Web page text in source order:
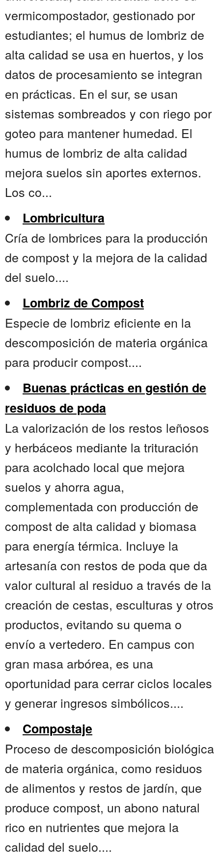
vermicompostador, gestionado por
estudiantes; el humus de lombriz de
alta calidad se usa en huertos, y los
datos de procesamiento se integran
en prácticas. En el sur, se usan
sistemas sombreados y con riego por
goteo para mantener humedad. El
humus de lombriz de alta calidad
mejora suelos sin aportes externos.
Los co...
Lombricultura
Cría de lombrices para la producción
de compost y la mejora de la calidad
del suelo....
Lombriz de Compost
Especie de lombriz eficiente en la
descomposición de materia orgánica
para producir compost....
Buenas prácticas en gestión de
residuos de poda
La valorización de los restos leñosos
y herbáceos mediante la trituración
para acolchado local que mejora
suelos y ahorra agua,
complementada con producción de
compost de alta calidad y biomasa
para energía térmica. Incluye la
artesanía con restos de poda que da
valor cultural al residuo a través de la
creación de cestas, esculturas y otros
productos, evitando su quema o
envío a vertedero. En campus con
gran masa arbórea, es una
oportunidad para cerrar ciclos locales
y generar ingresos simbólicos....
Compostaje
Proceso de descomposición biológica
de materia orgánica, como residuos
de alimentos y restos de jardín, que
produce compost, un abono natural
rico en nutrientes que mejora la
calidad del suelo....